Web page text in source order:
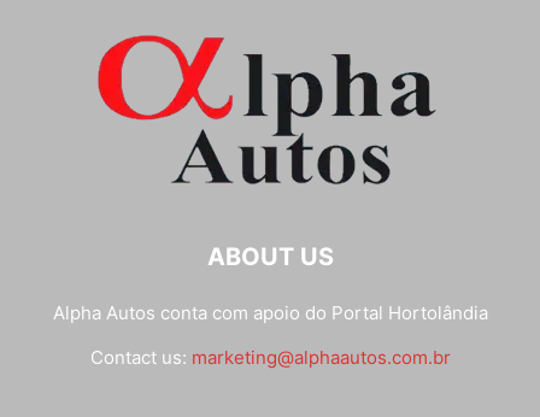
ABOUT US
Alpha Autos conta com apoio do Portal Hortolândia
Contact us: marketing@alphaautos.com.br